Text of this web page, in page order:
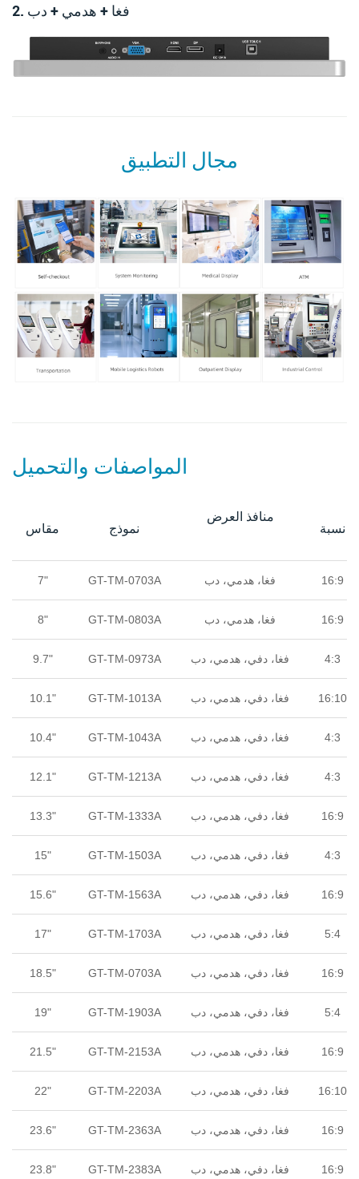
2. فغا + هدمي + دب
مجال التطبيق
المواصفات والتحميل
مقاس نموذج
منافذ العرض
نسبة
7" GT-TM-0703A فغا، هدمي، دب 16:9
8" GT-TM-0803A فغا، هدمي، دب 16:9
9.7" GT-TM-0973A فغا، دفي، هدمي، دب 4:3
10.1" GT-TM-1013A فغا، دفي، هدمي، دب 16:10
10.4" GT-TM-1043A فغا، دفي، هدمي، دب 4:3
12.1" GT-TM-1213A فغا، دفي، هدمي، دب 4:3
13.3" GT-TM-1333A فغا، دفي، هدمي، دب 16:9
15" GT-TM-1503A فغا، دفي، هدمي، دب 4:3
15.6" GT-TM-1563A فغا، دفي، هدمي، دب 16:9
17" GT-TM-1703A فغا، دفي، هدمي، دب 5:4
18.5" GT-TM-0703A فغا، دفي، هدمي، دب 16:9
19" GT-TM-1903A فغا، دفي، هدمي، دب 5:4
21.5" GT-TM-2153A فغا، دفي، هدمي، دب 16:9
22" GT-TM-2203A فغا، دفي، هدمي، دب 16:10
23.6" GT-TM-2363A فغا، دفي، هدمي، دب 16:9
23.8" GT-TM-2383A فغا، دفي، هدمي، دب 16:9